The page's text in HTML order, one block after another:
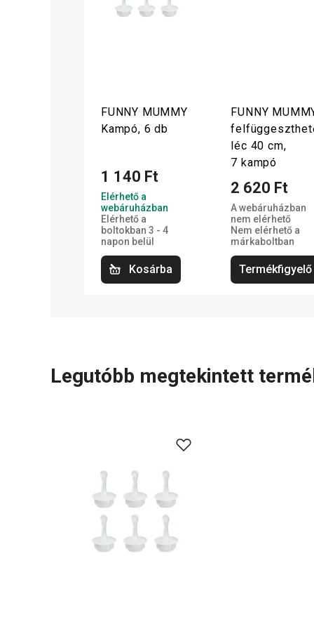
FUNNY MUMMY
Kampó, 6 db
1 140 Ft
Elérhető a
webáruházban
Elérhető a
boltokban 3 - 4
napon belül
Kosárba
FUNNY
léc 40 cm,
7 kampó
2 620 Ft
A webáruházban
nem elérhető
Nem elérhető a
márkaboltban
Termékfigyelő
Legutóbb megtekintett